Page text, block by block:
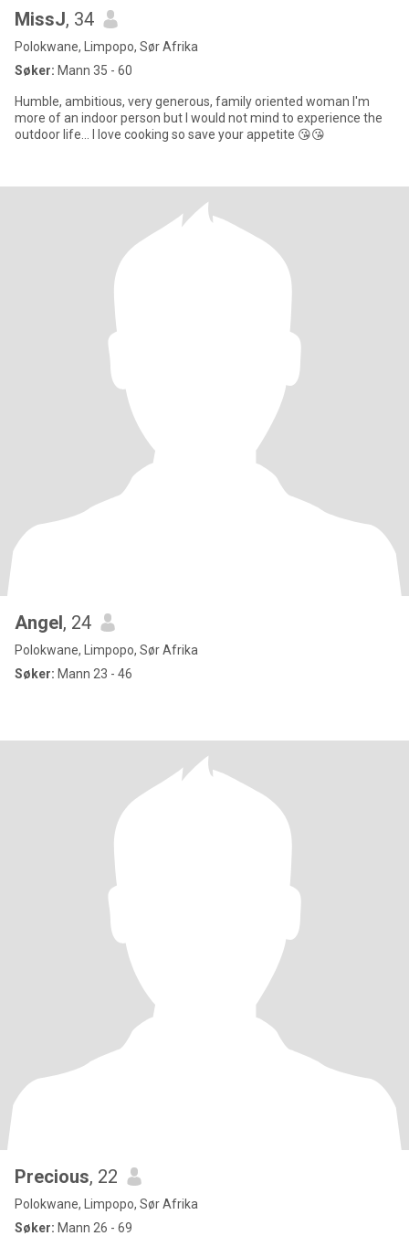
MissJ, 34
Polokwane, Limpopo, Sør Afrika
Søker: Mann 35 - 60
Humble, ambitious, very generous, family oriented woman I'm
more of an indoor person but I would not mind to experience the
outdoor life... I love cooking so save your appetite 😘😘
Angel, 24
Polokwane, Limpopo, Sør Afrika
Søker: Mann 23 - 46
Precious, 22
Polokwane, Limpopo, Sør Afrika
Søker: Mann 26 - 69